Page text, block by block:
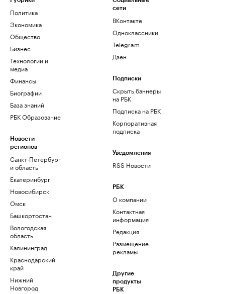
Политика
Экономика
Общество
Бизнес
Технологии и
медиа
Финансы
Биографии
База знаний
РБК Образование
Новости
регионов
Санкт-Петербург
и область
Екатеринбург
Новосибирск
Омск
Башкортостан
Вологодская
область
Калининград
Краснодарский
край
Нижний
Новгород
сети
ВКонтакте
Одноклассники
Telegram
Дзен
Подписки
Скрыть баннеры
на РБК
Подписка на РБК
Корпоративная
подписка
Уведомления
RSS Новости
РБК
О компании
Контактная
информация
Редакция
Размещение
рекламы
Другие
продукты
РБК